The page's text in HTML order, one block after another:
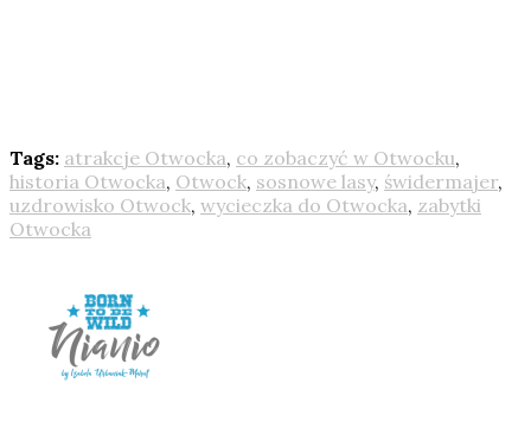
Tags: atrakcje Otwocka, co zobaczyć w Otwocku,
historia Otwocka, Otwock, sosnowe lasy, świdermajer,
uzdrowisko Otwock, wycieczka do Otwocka, zabytki
Otwocka